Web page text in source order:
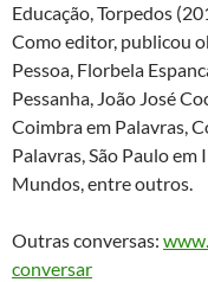
Educação, Torpedos
Como editor, publicou
Pessoa, Florbela
Pessanha, João José
Coimbra em Palavras,
Palavras, São Paulo
Mundos, entre outros.
Outras conversas:
conversar